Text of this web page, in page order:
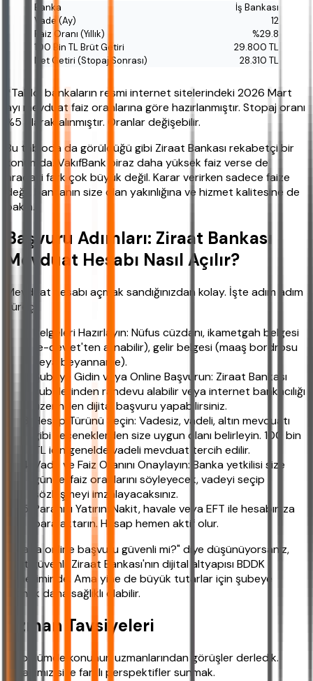
İş Bankası
12
%29.8
29.800 TL
28.310 TL
*Tablo, bankaların resmi internet sitelerindeki 2026 Mart
ayı mevduat faiz oranlarına göre hazırlanmıştır. Stopaj oranı
%5 olarak alınmıştır. Oranlar değişebilir.
Bu tabloda da görüldüğü gibi Ziraat Bankası rekabetçi bir
konumda. VakıfBank biraz daha yüksek faiz verse de
aradaki fark çok büyük değil. Karar verirken sadece faize
değil, bankanın size olan yakınlığına ve hizmet kalitesine de
bakın.
Başvuru Adımları: Ziraat Bankası
Mevduat Hesabı Nasıl Açılır?
Mevduat hesabı açmak sandığınızdan kolay. İşte adım adım
süreç:
Belgeleri Hazırlayın: Nüfus cüzdanı, ikametgah belgesi
(e-devlet'ten alınabilir), gelir belgesi (maaş bordrosu
veya beyanname).
Şubeye Gidin veya Online Başvurun: Ziraat Bankası
şubelerinden randevu alabilir veya internet bankacılığı
üzerinden dijital başvuru yapabilirsiniz.
Hesap Türünü Seçin: Vadesiz, vadeli, altın mevduatı
gibi seçeneklerden size uygun olanı belirleyin. 100 bin
TL için genelde vadeli mevduat tercih edilir.
Vade ve Faiz Oranını Onaylayın: Banka yetkilisi size
güncel faiz oranlarını söyleyecek, vadeyi seçip
sözleşmeyi imzalayacaksınız.
Paranızı Yatırın: Nakit, havale veya EFT ile hesabınıza
para aktarın. Hesap hemen aktif olur.
"Acaba online başvuru güvenli mi?" diye düşünüyorsanız,
evet güvenli. Ziraat Bankası'nın dijital altyapısı BDDK
denetiminde. Ama yine de büyük tutarlar için şubeye
gitmek daha sağlıklı olabilir.
Uzman Tavsiyeleri
Bu bölümde konunun uzmanlarından görüşler derledik.
Amacımız size farklı perspektifler sunmak.